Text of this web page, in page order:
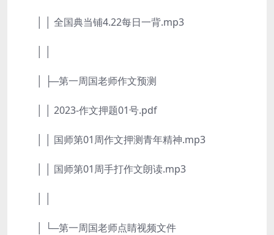
│ │ 全国典当铺4.22每日一背.mp3
│ ├─第一周国老师作文预测
│ │ 2023-作文押题01号.pdf
│ │ 国师第01周作文押测青年精神.mp3
│ │ 国师第01周手打作文朗读.mp3
│ └─第一周国老师点睛视频文件